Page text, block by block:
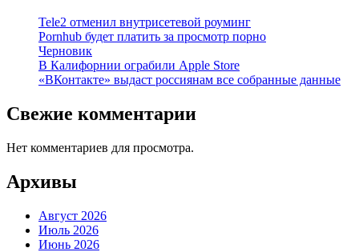
Tele2 отменил внутрисетевой роуминг
Pornhub будет платить за просмотр порно
Черновик
В Калифорнии ограбили Apple Store
«ВКонтакте» выдаст россиянам все собранные данные
Свежие комментарии
Нет комментариев для просмотра.
Архивы
Август 2026
Июль 2026
Июнь 2026